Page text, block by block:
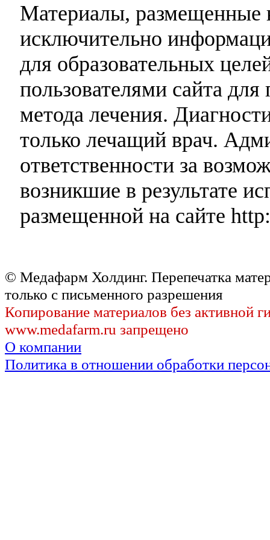
Материалы, размещенные
исключительно
для образовательных
пользователями сайта
метода лечения.
только лечащий врач.
ответственности за
возникшие в результате
размещенной на сайте
© Медафарм Холдинг. Перепечатка
только с письменного разрешения
Копирование материалов без активной
www.medafarm.ru запрещено
О компании
Политика в отношении обработки